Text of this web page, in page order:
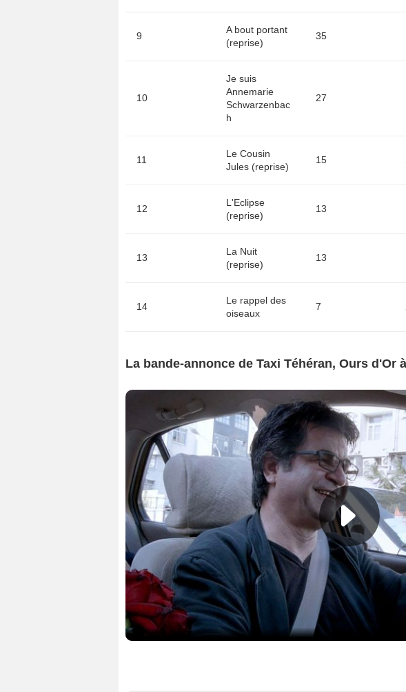
9
A bout portant
(reprise)
35
10
Je suis
Annemarie
Schwarzenbac
h
27
11
Le Cousin
Jules (reprise)
15
12
L'Eclipse
(reprise)
13
13
La Nuit
(reprise)
13
14
Le rappel des
oiseaux
7
La bande-annonce de Taxi Téhéran, Ours d'Or